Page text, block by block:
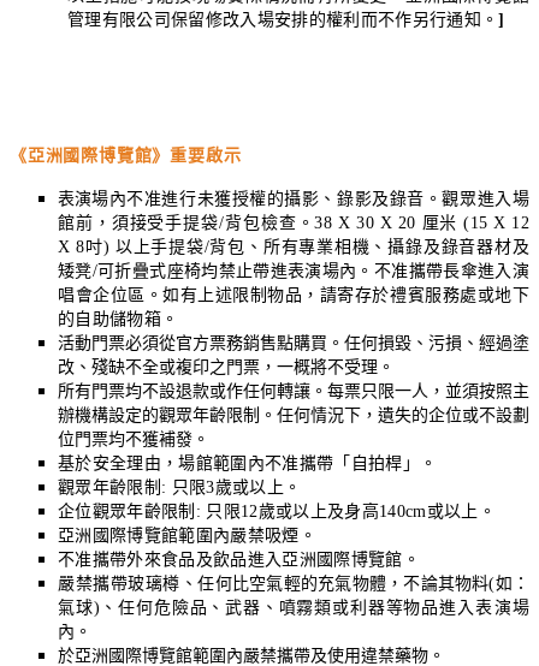
管理有限公司保留修改入場安排的權利而不作另行通知。]
《亞洲國際博覽館》重要啟示
表演場內不准進行未獲授權的攝影 、錄影及錄音。觀眾進入場
館前，須接受手提袋/背包檢查。38 X 30 X 20 厘米 (15 X 12
X 8 吋) 以上手提袋/背包、所有專業相機、攝錄及錄音器材及
矮凳/可折疊式座椅均禁止帶進表演場內。不准攜帶長傘進入演
唱會企位區。如有上述限制物品，請寄存於禮賓服務處或地下
的自助儲物箱。
活動門票必須從官方票務銷售點購買。任何損毀、污損、經過塗
改、殘缺不全或複印之門票，一概將不受理。
所有門票均不設退款或作任何轉讓。每票只限一人，並須按照主
辦機構設定的觀眾年齡限制。任何情況下，遺失的企位或不設劃
位門票均不獲補發。
基於安全理由，場館範圍內不准攜帶「自拍桿 」。
觀眾年齡限制 : 只限3歲或以上。
企位觀眾年齡限制 : 只限12歲或以上及身高140cm 或以上。
亞洲國際博覽館範圍內嚴禁吸煙。
不准攜帶外來食品及飲品進入亞洲國際博覽館。
嚴禁攜帶玻璃樽 、任何比空氣輕的充氣物體，不論其物料(如：
氣球)、任何危險品、武器、噴霧類或利器等物品進入表演場
內。
於亞洲國際博覽館範圍內嚴禁攜帶及使用違禁藥物。